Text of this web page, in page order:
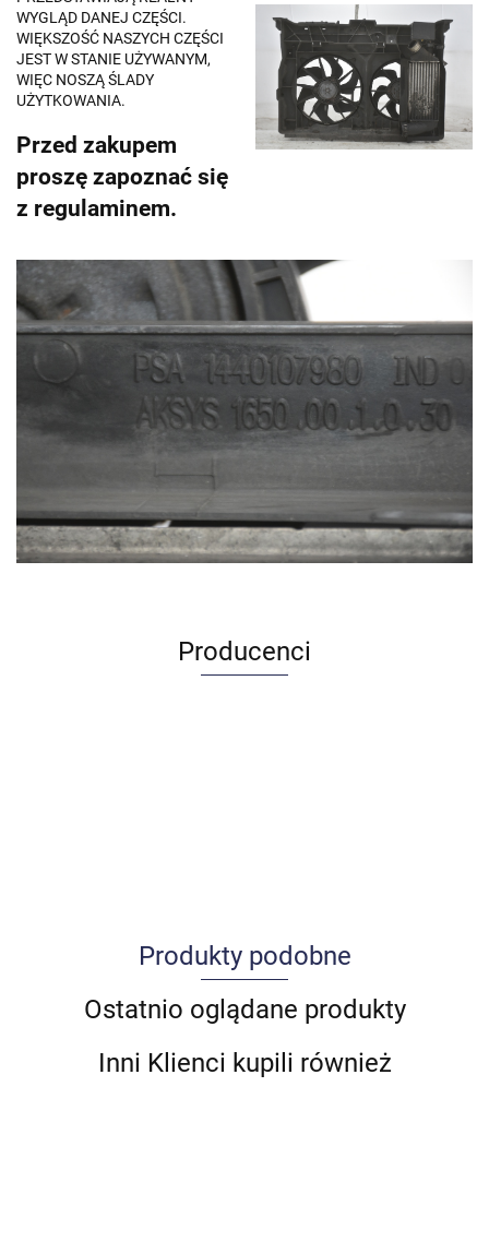
WYGLĄD DANEJ CZĘŚCI.
WIĘKSZOŚĆ NASZYCH CZĘŚCI
JEST W STANIE UŻYWANYM,
WIĘC NOSZĄ ŚLADY
UŻYTKOWANIA.
Przed zakupem
proszę zapoznać się
z regulaminem.
Producenci
Allegro_panel.ImageData
Produkty podobne
Ostatnio oglądane produkty
Inni Klienci kupili również